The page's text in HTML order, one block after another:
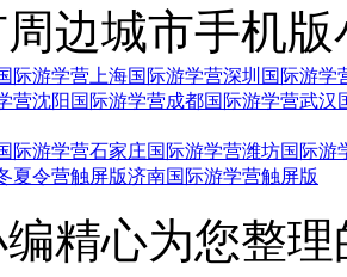
周边城市手机版
际游学营 上海国际游学营深圳国际游学
营沈阳国际游学营成都国际游学营武汉
际游学营石家庄国际游学营潍坊国际游
夏令营触屏版济南国际游学营触屏版
编精心为您整